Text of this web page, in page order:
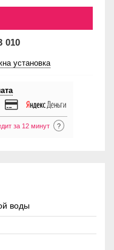
010
установка
за 12 минут ?
воды